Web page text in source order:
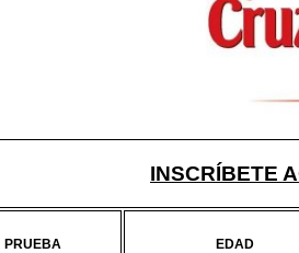
INSCRÍBETE
PRUEBA EDAD